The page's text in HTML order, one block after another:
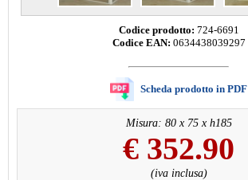
Codice prodotto: 724-6691
Codice EAN: 0634438039297
Scheda prodotto in PDF
Misura: 80 x 75 x h185
€ 352.90
(iva inclusa)